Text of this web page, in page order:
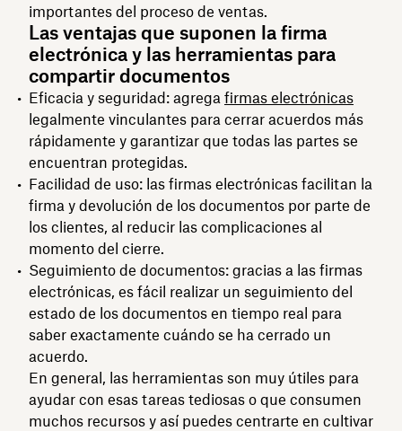
importantes del proceso de ventas.
Las ventajas que suponen la firma
electrónica y las herramientas para
compartir documentos
Eficacia y seguridad: agrega firmas electrónicas
legalmente vinculantes para cerrar acuerdos más
rápidamente y garantizar que todas las partes se
encuentran protegidas.
Facilidad de uso: las firmas electrónicas facilitan la
firma y devolución de los documentos por parte de
los clientes, al reducir las complicaciones al
momento del cierre.
Seguimiento de documentos: gracias a las firmas
electrónicas, es fácil realizar un seguimiento del
estado de los documentos en tiempo real para
saber exactamente cuándo se ha cerrado un
acuerdo.
En general, las herramientas son muy útiles para
ayudar con esas tareas tediosas o que consumen
muchos recursos y así puedes centrarte en cultivar